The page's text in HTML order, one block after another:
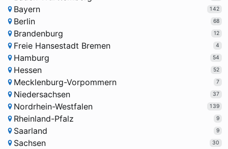
Bayern 142
Berlin 68
Brandenburg 12
Freie Hansestadt Bremen 4
Hamburg 54
Hessen 52
Mecklenburg-Vorpommern 7
Niedersachsen 37
Nordrhein-Westfalen 139
Rheinland-Pfalz 9
Saarland 9
Sachsen 30